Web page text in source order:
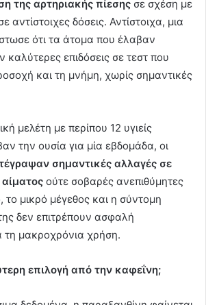
της αρτηριακής πίεσης σε σχέση με
αντίστοιχες δόσεις. Αντίστοιχα, μια
ότι τα άτομα που έλαβαν
καλύτερες επιδόσεις σε τεστ που
και τη μνήμη, χωρίς σημαντικές
μελέτη με περίπου 12 υγιείς
την ουσία για μία εβδομάδα, οι
σημαντικές αλλαγές σε
ούτε σοβαρές ανεπιθύμητες
το μικρό μέγεθος και η σύντομη
δεν επιτρέπουν ασφαλή
τη μακροχρόνια χρήση.
επιλογή από την καφεΐνη;